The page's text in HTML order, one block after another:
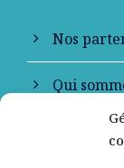
Nos
Qui